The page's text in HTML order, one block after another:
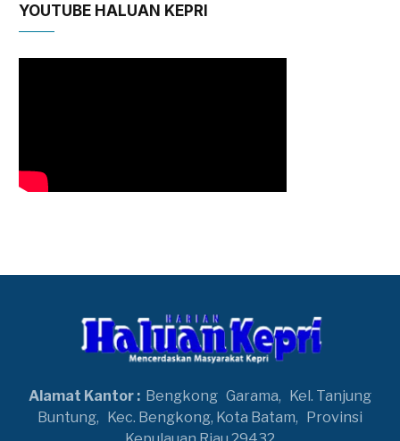
YOUTUBE HALUAN KEPRI
Alamat Kantor : Bengkong Garama, Kel. Tanjung
Buntung, Kec. Bengkong, Kota Batam, Provinsi